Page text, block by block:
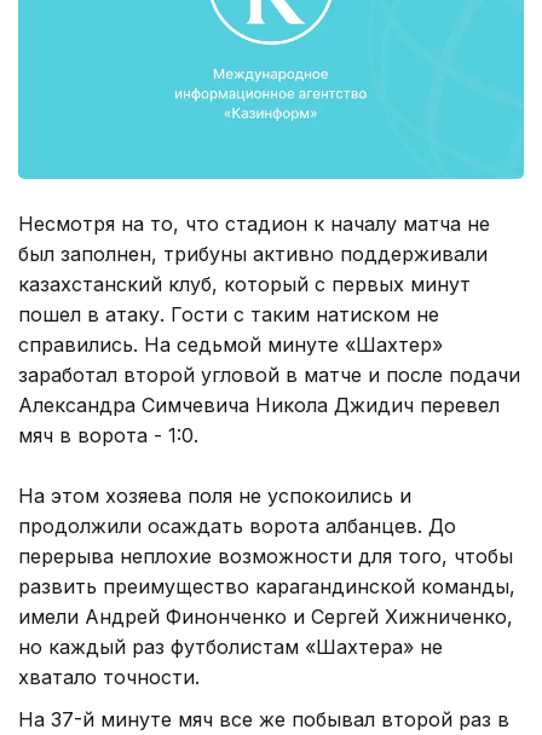
Несмотря на то, что стадион к началу матча не
был заполнен, трибуны активно поддерживали
казахстанский клуб, который с первых минут
пошел в атаку. Гости с таким натиском не
справились. На седьмой минуте «Шахтер»
заработал второй угловой в матче и после подачи
Александра Симчевича Никола Джидич перевел
мяч в ворота - 1:0.
На этом хозяева поля не успокоились и
продолжили осаждать ворота албанцев. До
перерыва неплохие возможности для того, чтобы
развить преимущество карагандинской команды,
имели Андрей Финонченко и Сергей Хижниченко,
но каждый раз футболистам «Шахтера» не
хватало точности.
На 37-й минуте мяч все же побывал второй раз в